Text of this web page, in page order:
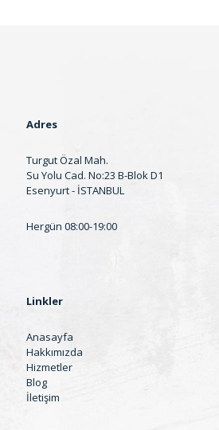
Adres
Turgut Özal Mah.
Su Yolu Cad. No:23 B-Blok D1
Esenyurt - İSTANBUL
Hergün 08:00-19:00
Linkler
Anasayfa
Hakkımızda
Hizmetler
Blog
İletişim